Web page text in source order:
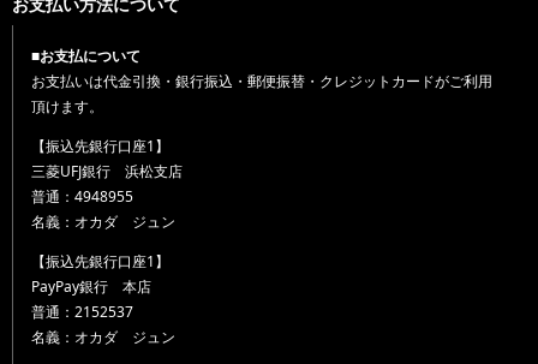
■お支払について
お支払いは代金引換・銀行振込・郵便振替・クレジットカードがご利用
頂けます。
【振込先銀行口座1】
三菱UFJ銀行 浜松支店
普通：4948955
名義：オカダ ジュン
【振込先銀行口座1】
PayPay銀行 本店
普通：2152537
名義：オカダ ジュン